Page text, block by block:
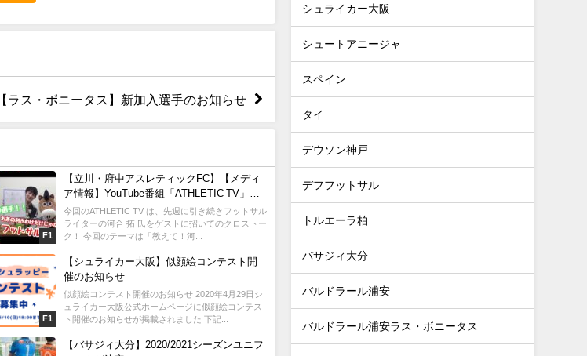
【ラス・ボニータス】新加入選手のお知らせ
F1
【立川・府中アスレティックFC】【メディ
ア情報】YouTube番組「ATHLETIC TV」
vol.14 配信開始
今回のATHLETIC TV は、先週に引き続きフットサル
ライターの河合 拓 氏をゲストに招いてのクロストー
ク！ 今回のテーマは「教えて！河...
F1
【シュライカー大阪】似顔絵コンテスト開
催のお知らせ
似顔絵コンテスト開催のお知らせ 2020年4月29日シ
ュライカー大阪公式ホームページに似顔絵コンテス
ト開催のお知らせが掲載されました 下記...
【バサジィ大分】2020/2021シーズンユニフ
シュライカー大阪
シュートアニージャ
スペイン
タイ
デウソン神戸
デフフットサル
トルエーラ柏
バサジィ大分
バルドラール浦安
バルドラール浦安ラス・ボニータス